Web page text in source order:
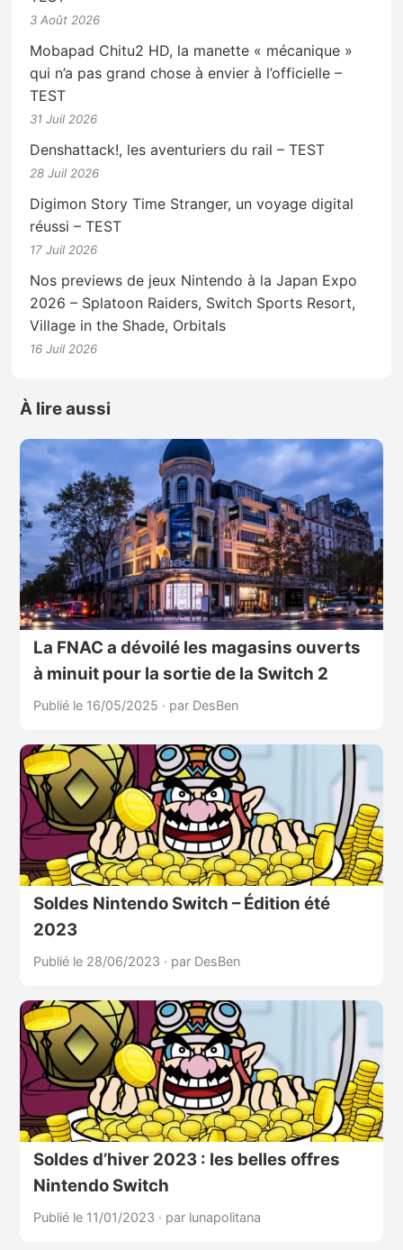
3 Août 2026
Mobapad Chitu2 HD, la manette « mécanique »
qui n’a pas grand chose à envier à l’officielle –
TEST
31 Juil 2026
Denshattack!, les aventuriers du rail – TEST
28 Juil 2026
Digimon Story Time Stranger, un voyage digital
réussi – TEST
17 Juil 2026
Nos previews de jeux Nintendo à la Japan Expo
2026 – Splatoon Raiders, Switch Sports Resort,
Village in the Shade, Orbitals
16 Juil 2026
À lire aussi
La FNAC a dévoilé les magasins ouverts
à minuit pour la sortie de la Switch 2
Publié le 16/05/2025 · par DesBen
Soldes Nintendo Switch – Édition été
2023
Publié le 28/06/2023 · par DesBen
Soldes d’hiver 2023 : les belles offres
Nintendo Switch
Publié le 11/01/2023 · par lunapolitana